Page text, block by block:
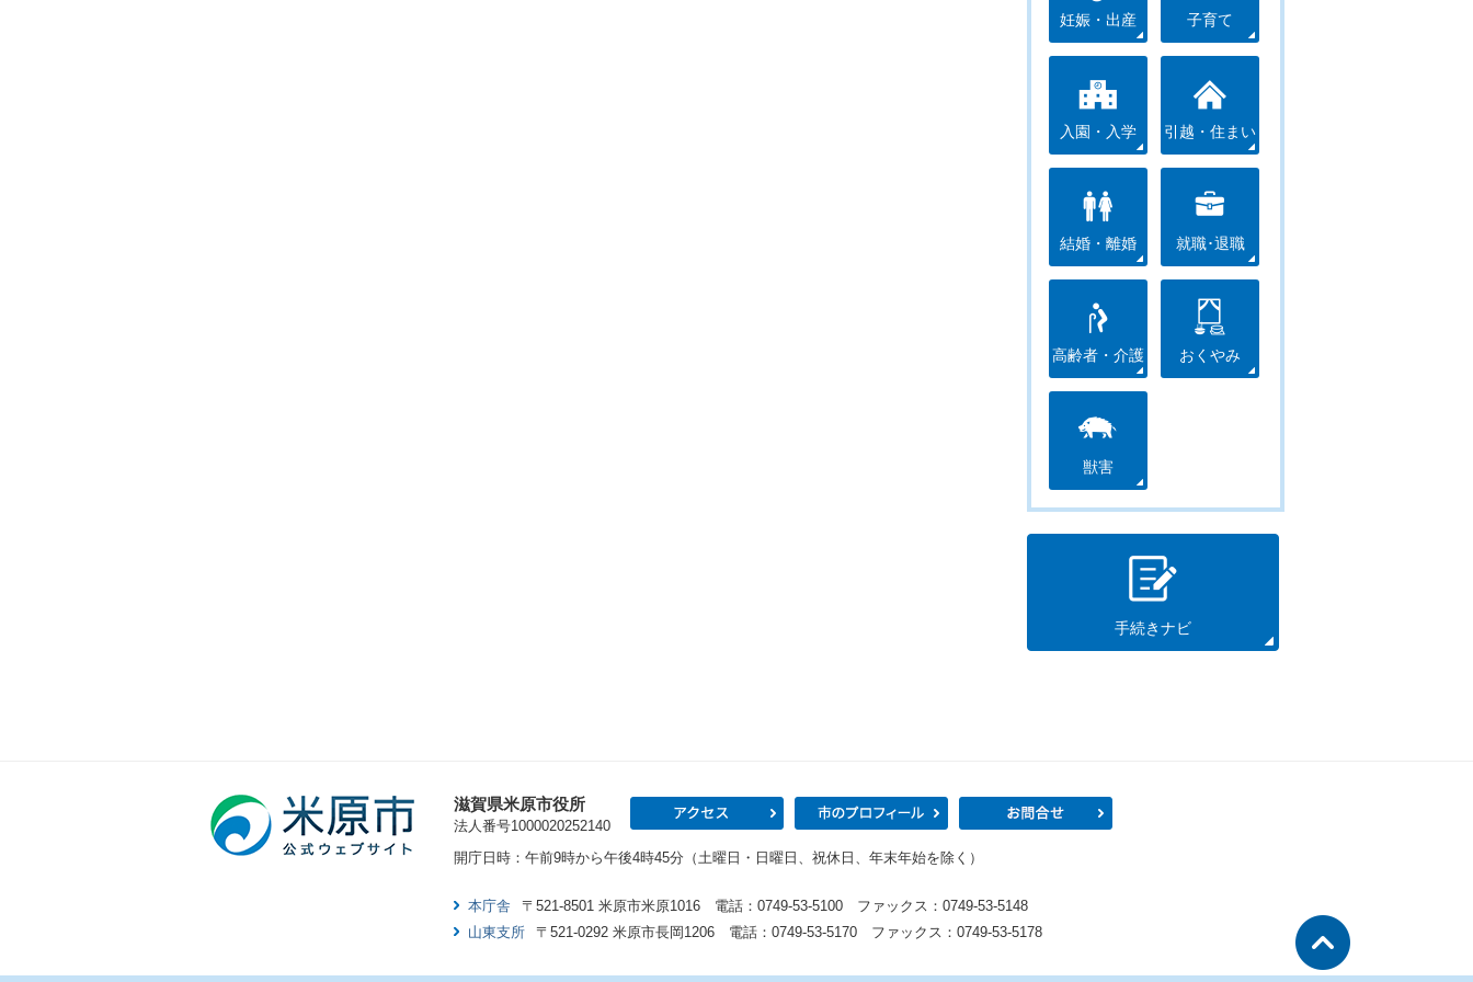
妊娠・出産 子育て
入園・入学 引越・住まい
結婚・離婚 就職･退職
高齢者・介護 おくやみ
獣害
手続きナビ
滋賀県米原市役所
法人番号1000020252140
アクセス 市のプロフィール
開庁日時：午前9時から午後4時45分（土曜日・日曜日、祝休日、年末年始を除く）
本庁舎
〒521-8501 米原市米原1016 電話：0749-53-5100 ファックス：0749-53-5148
山東支所
〒521-0292 米原市長岡1206 電話：0749-53-5170 ファックス：0749-53-5178